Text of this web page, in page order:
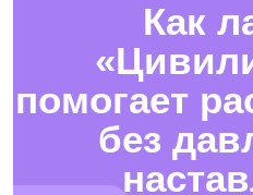
помогает
без